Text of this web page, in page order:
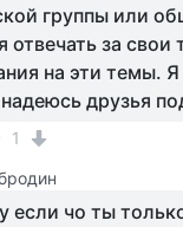
группы или
отвечать за свои
на эти темы. Я
друзья
1
если чо ты